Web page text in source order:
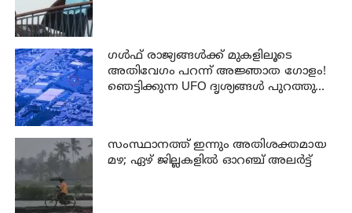
ഗൾഫ് രാജ്യങ്ങൾക്ക് മുകളിലൂടെ
അതിവേഗം പറന്ന് അജ്ഞാത ഗോളം!
ഞെട്ടിക്കുന്ന UFO ദൃശ്യങ്ങൾ പുറത്തുവിട്ട്
സംസ്ഥാനത്ത് ഇന്നും അതിശക്തമായ
മഴ; ഏഴ് ജില്ലകളില്‍ ഓറഞ്ച് അലര്‍ട്ട്